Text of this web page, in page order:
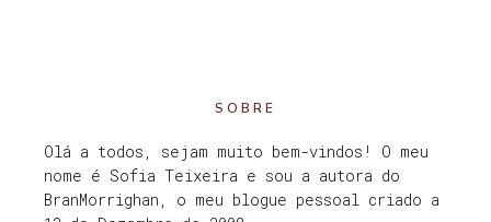
SOBRE
Olá a todos, sejam muito bem-vindos! O meu
nome é Sofia Teixeira e sou a autora do
BranMorrighan, o meu blogue pessoal criado a